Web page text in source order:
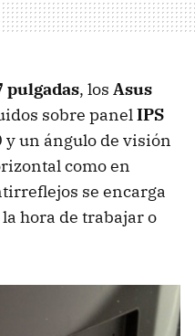
pulgadas, los Asus
sobre panel IPS
un ángulo de visión
como en
se encarga
hora de trabajar o